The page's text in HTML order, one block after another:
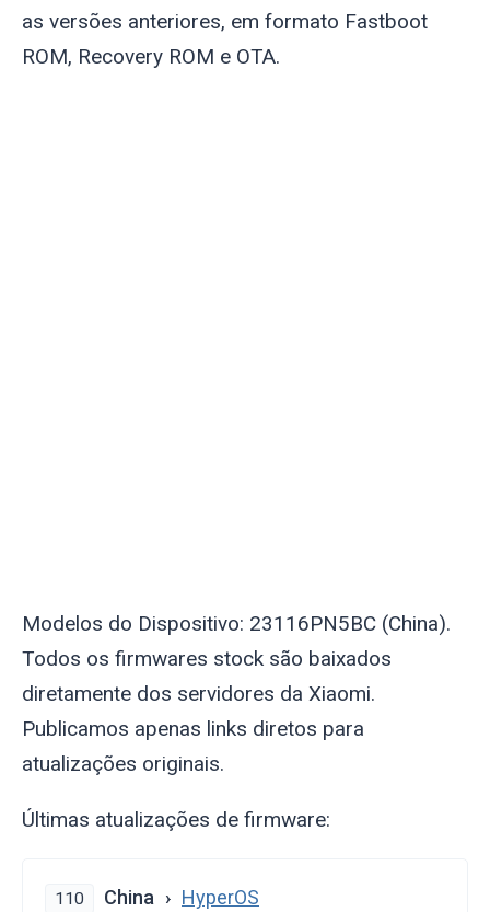
as versões anteriores, em formato Fastboot
ROM, Recovery ROM e OTA.
Modelos do Dispositivo: 23116PN5BC (China).
Todos os firmwares stock são baixados
diretamente dos servidores da Xiaomi.
Publicamos apenas links diretos para
atualizações originais.
Últimas atualizações de firmware:
110 China
HyperOS